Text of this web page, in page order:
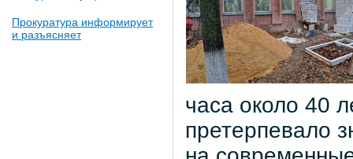
Прокуратура информирует
и разъясняет
часа около 40
претерпевало